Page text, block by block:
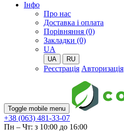
Iнфо
Про нас
Доставка і оплата
Порівняння (0)
Закладки (0)
UA
UA RU
Реєстрація Авторизація
Toggle mobile menu
+38 (063) 481-33-07
Пн – Чт: з 10:00 до 16:00